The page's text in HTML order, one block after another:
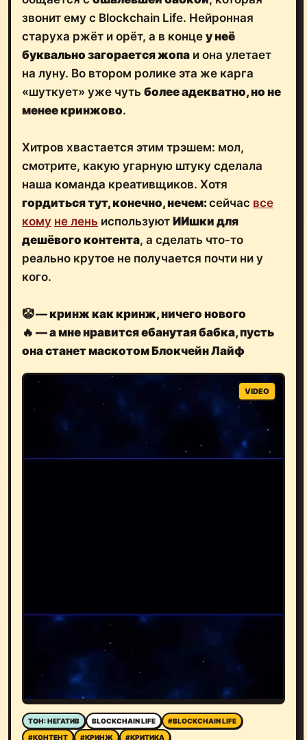
звонит ему с Blockchain Life. Нейронная
старуха ржёт и орёт, а в конце у неё
буквально загорается жопа и она улетает
на луну. Во втором ролике эта же карга
«шуткует» уже чуть более адекватно, но не
менее кринжово.
Хитров хвастается этим трэшем: мол,
смотрите, какую угарную штуку сделала
наша команда креативщиков. Хотя
гордиться тут, конечно, нечем:сейчас все
кому не лень используют ИИшки для
дешёвого контента, а сделать что-то
реально крутое не получается почти ни у
кого.
🤡 — кринж как кринж, ничего нового
🔥 — а мне нравится ебанутая бабка, пусть
она станет маскотом Блокчейн Лайф
ТОН: НЕГАТИВ BLOCKCHAIN LIFE
#BLOCKCHAIN LIFE
#КОНТЕНТ
#КРИНЖ #КРИТИКА